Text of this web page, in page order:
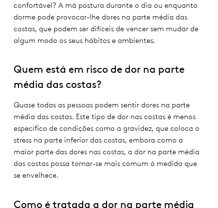
confortável? A má postura durante o dia ou enquanto
dorme pode provocar-lhe dores na parte média das
costas, que podem ser difíceis de vencer sem mudar de
algum modo os seus hábitos e ambientes.
Quem está em risco de dor na parte
média das costas?
Quase todas as pessoas podem sentir dores na parte
média das costas. Este tipo de dor nas costas é menos
específico de condições como a gravidez, que coloca o
stress na parte inferior das costas, embora como a
maior parte das dores nas costas, a dor na parte média
das costas possa tornar-se mais comum à medida que
se envelhece.
Como é tratada a dor na parte média